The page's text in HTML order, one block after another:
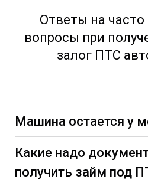
Ответы на
вопросы при
залог ПТС
Машина остается у
Какие надо
получить займ под